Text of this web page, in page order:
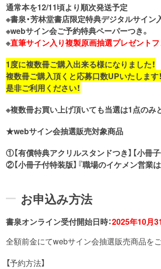
通常本を12/11頃より順次発送予定
※書泉・芳林堂書店限定特典デジタルサイン
※webサイン会ご予約特典ペーパーつき。
※直筆サイン入り複製原画抽選プレゼント
1 度に複数冊ご購入出来る様になりました！
複数冊ご購入頂くと応募口数UPいたします！
是非ご利用ください！
※複数冊お買い上げ頂いても当選は1点のみ
★webサイン会抽選販売対象商品
①【有償特典アクリルスタンドつき】【小冊
②【小冊子付特装版】『職場のイケメン営業
お申込み方法
書泉オンライン受付開始日時：2025年10月
全額前金にてwebサイン会抽選販売商品をご
【予約方法】